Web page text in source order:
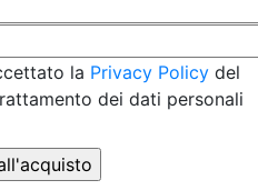
la Privacy Policy del
dei dati personali